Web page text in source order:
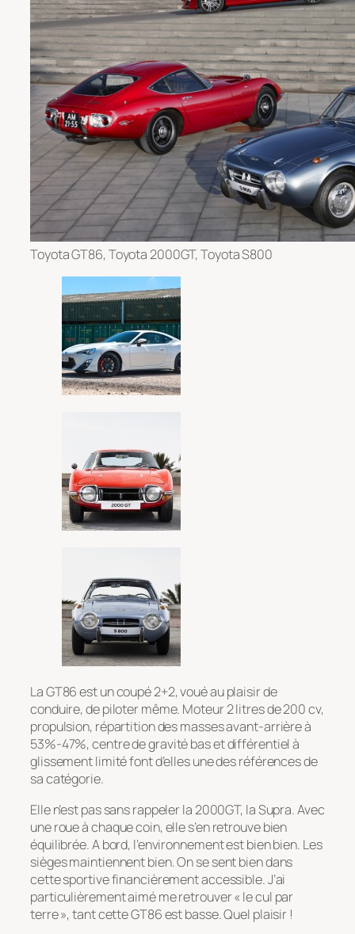
Toyota GT86, Toyota 2000GT, Toyota S800
La GT86 est un coupé 2+2, voué au plaisir de
conduire, de piloter même. Moteur 2 litres de 200 cv,
propulsion, répartition des masses avant-arrière à
53%-47%, centre de gravité bas et différentiel à
glissement limité font d’elles une des références de
sa catégorie.
Elle n’est pas sans rappeler la 2000GT, la Supra. Avec
une roue à chaque coin, elle s’en retrouve bien
équilibrée. A bord, l’environnement est bien bien. Les
sièges maintiennent bien. On se sent bien dans
cette sportive financièrement accessible. J’ai
particulièrement aimé me retrouver « le cul par
terre », tant cette GT86 est basse. Quel plaisir !